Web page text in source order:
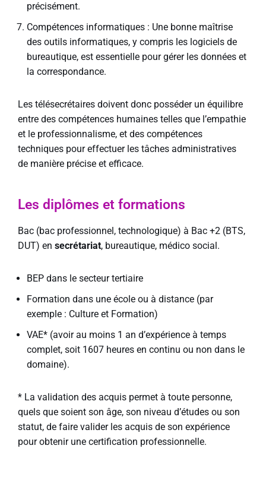
précisément.
Compétences informatiques : Une bonne maîtrise
des outils informatiques, y compris les logiciels de
bureautique, est essentielle pour gérer les données et
la correspondance.
Les télésecrétaires doivent donc posséder un équilibre
entre des compétences humaines telles que l’empathie
et le professionnalisme, et des compétences
techniques pour effectuer les tâches administratives
de manière précise et efficace.
Les diplômes et formations
Bac (bac professionnel, technologique) à Bac +2 (BTS,
DUT) en secrétariat, bureautique, médico social.
BEP dans le secteur tertiaire
Formation dans une école ou à distance (par
exemple : Culture et Formation)
VAE* (avoir au moins 1 an d’expérience à temps
complet, soit 1607 heures en continu ou non dans le
domaine).
* La validation des acquis permet à toute personne,
quels que soient son âge, son niveau d’études ou son
statut, de faire valider les acquis de son expérience
pour obtenir une certification professionnelle.